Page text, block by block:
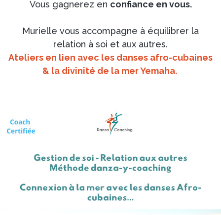
Vous gagnerez en confiance en vous.
Murielle vous accompagne à équilibrer la
relation à soi et aux autres.
Ateliers en lien avec les danses afro-cubaines
& la divinité de la mer Yemaha.